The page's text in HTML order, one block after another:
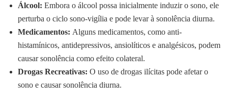
Álcool: Embora o álcool possa inicialmente induzir o sono, ele
perturba o ciclo sono-vigília e pode levar à sonolência diurna.
Medicamentos: Alguns medicamentos, como anti-
histamínicos, antidepressivos, ansiolíticos e analgésicos, podem
causar sonolência como efeito colateral.
Drogas Recreativas: O uso de drogas ilícitas pode afetar o
sono e causar sonolência diurna.